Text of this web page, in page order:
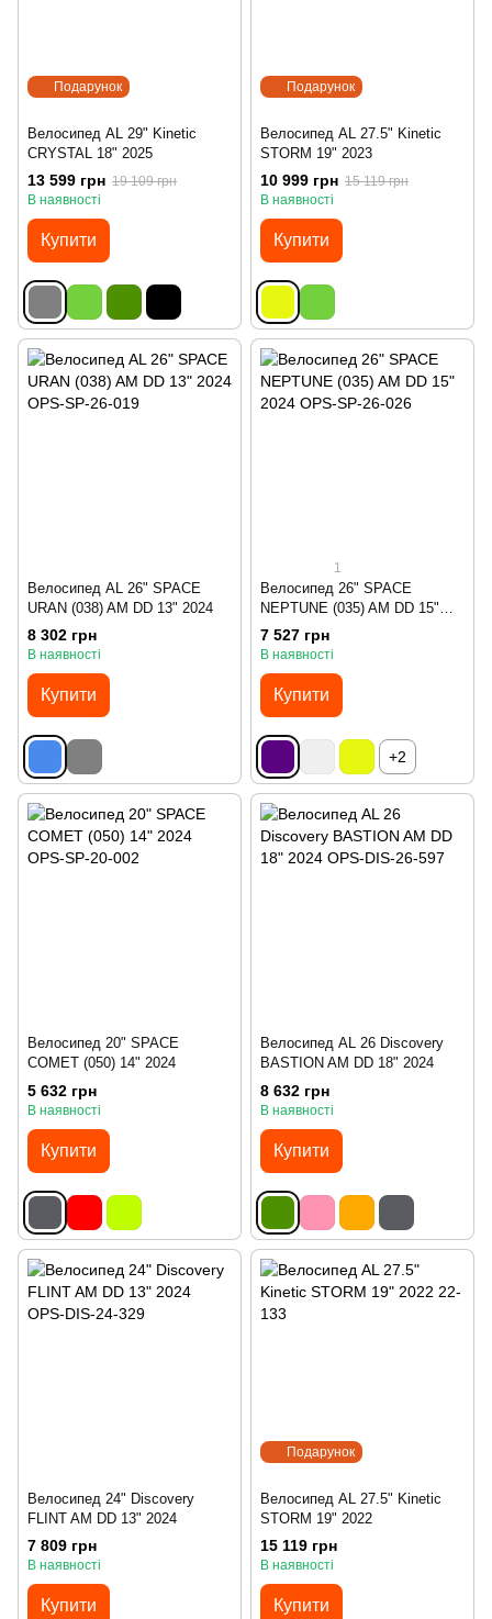
Подарунок
Велосипед AL 29" Kinetic
CRYSTAL 18" 2025
13 599 грн 19 109 грн
В наявності
Купити
Подарунок
Велосипед AL 27.5" Kinetic
STORM 19" 2023
10 999 грн 15 119 грн
В наявності
Купити
Велосипед AL 26" SPACE
URAN (038) AM DD 13" 2024
8 302 грн
В наявності
Купити
1
Велосипед 26" SPACE
NEPTUNE (035) AM DD 15"
2024
7 527 грн
В наявності
Купити
+2
Велосипед 20" SPACE
COMET (050) 14" 2024
5 632 грн
В наявності
Купити
Велосипед AL 26 Discovery
BASTION AM DD 18" 2024
8 632 грн
В наявності
Купити
Велосипед 24" Discovery
FLINT AM DD 13" 2024
7 809 грн
В наявності
Купити
Подарунок
Велосипед AL 27.5" Kinetic
STORM 19" 2022
15 119 грн
В наявності
Купити